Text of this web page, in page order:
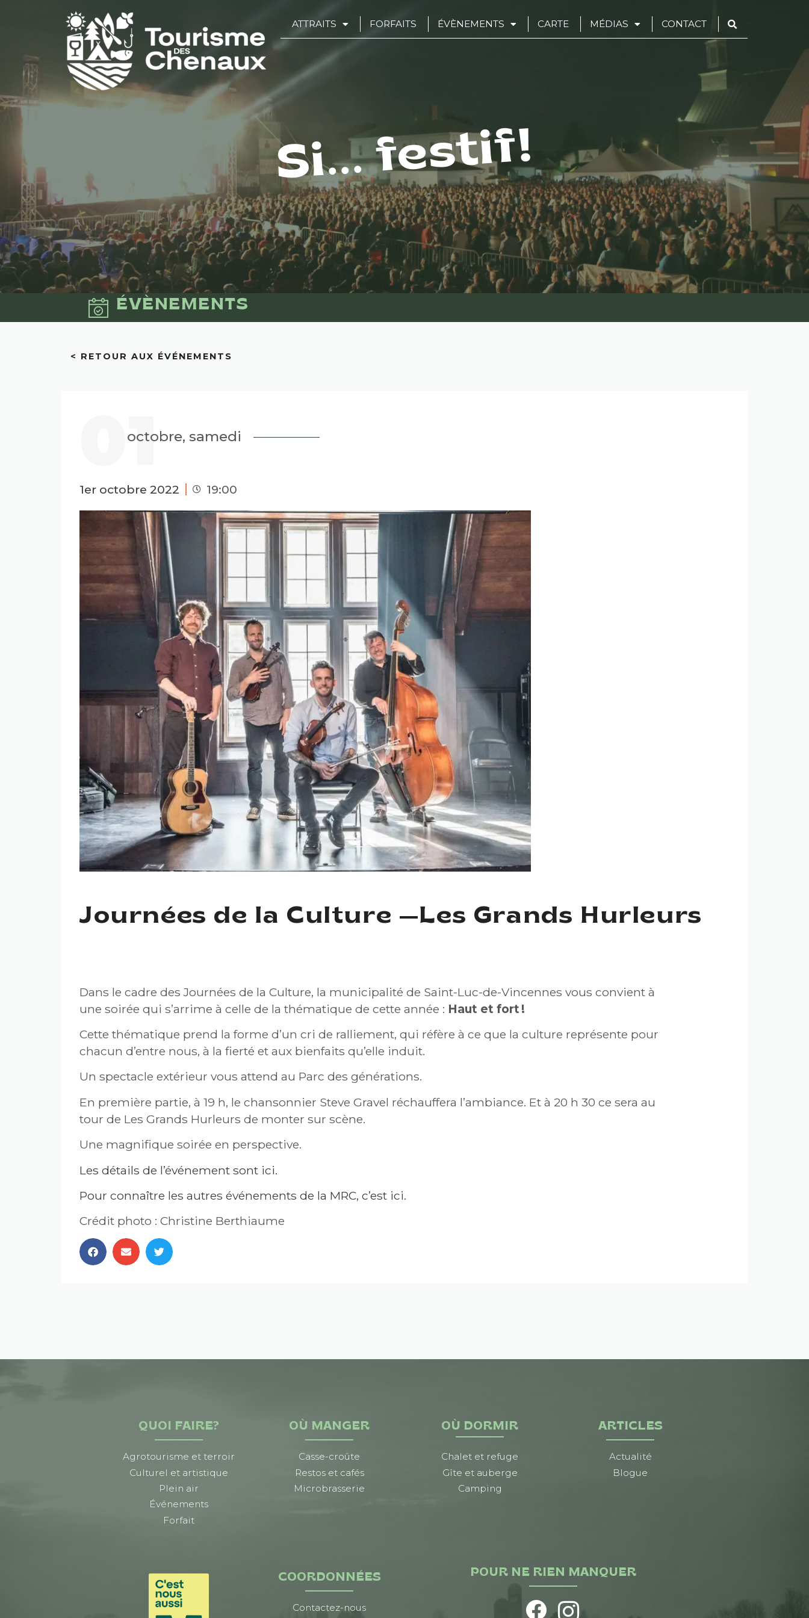
ATTRAITS FORFAITS ÉVÈNEMENTS CARTE MÉDIAS CONTACT
Si... festif!
ÉVÈNEMENTS
< RETOUR AUX ÉVÉNEMENTS
01
octobre, samedi
1er octobre 2022 19:00
Journées de la Culture —Les Grands Hurleurs
Dans le cadre des Journées de la Culture, la municipalité de Saint-Luc-de-Vincennes vous convient à
une soirée qui s’arrime à celle de la thématique de cette année : Haut et fort !
Cette thématique prend la forme d’un cri de ralliement, qui réfère à ce que la culture représente pour
chacun d’entre nous, à la fierté et aux bienfaits qu’elle induit.
Un spectacle extérieur vous attend au Parc des générations.
En première partie, à 19 h, le chansonnier Steve Gravel réchauffera l’ambiance. Et à 20 h 30 ce sera au
tour de Les Grands Hurleurs de monter sur scène.
Une magnifique soirée en perspective.
Les détails de l’événement sont ici.
Pour connaître les autres événements de la MRC, c’est ici.
Crédit photo : Christine Berthiaume
QUOI FAIRE?
Agrotourisme et terroir
Culturel et artistique
Plein air
Événements
Forfait
OÙ MANGER
Casse-croûte
Restos et cafés
Microbrasserie
OÙ DORMIR
Chalet et refuge
Gîte et auberge
Camping
ARTICLES
Actualité
Blogue
COORDONNÉES
Contactez-nous
POUR NE RIEN MANQUER